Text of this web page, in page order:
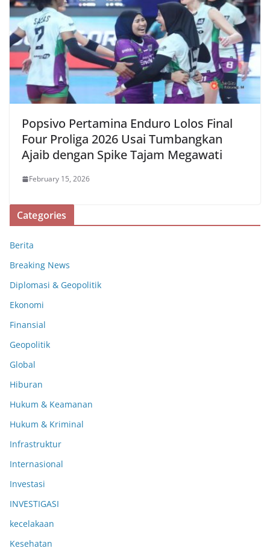
Popsivo Pertamina Enduro Lolos Final
Four Proliga 2026 Usai Tumbangkan
Ajaib dengan Spike Tajam Megawati
February 15, 2026
Categories
Berita
Breaking News
Diplomasi & Geopolitik
Ekonomi
Finansial
Geopolitik
Global
Hiburan
Hukum & Keamanan
Hukum & Kriminal
Infrastruktur
Internasional
Investasi
INVESTIGASI
kecelakaan
Kesehatan